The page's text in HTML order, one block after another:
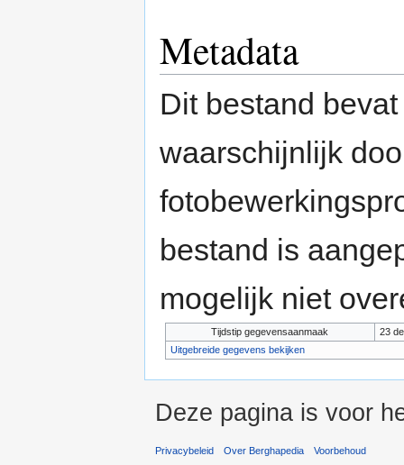
Metadata
Dit bestand
waarschijnlijk
bestand is
mogelijk niet
Tijdstip gegevensaanmaak
23
Uitgebreide gegevens bekijken
Deze pagina is voor
Privacybeleid Over Berghapedia Voorbehoud